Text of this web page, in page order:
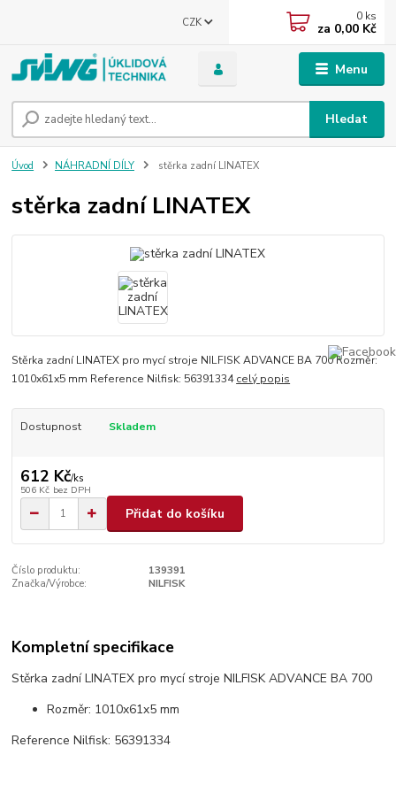
Menu
CZK
Hledat
0 ks
za 0,00 Kč
Úvod NÁHRADNÍ DÍLY stěrka zadní LINATEX
stěrka zadní LINATEX
Stěrka zadní LINATEX pro mycí stroje NILFISK ADVANCE BA 700 Rozměr:
1010x61x5 mm Reference Nilfisk: 56391334celý popis
Dostupnost Skladem
612 Kč/ks
506 Kč bez DPH
Přidat do košíku
Číslo produktu:
139391
Značka/Výrobce:
NILFISK
Kompletní specifikace
Stěrka zadní LINATEX pro mycí stroje NILFISK ADVANCE BA 700
Rozměr: 1010x61x5 mm
Reference Nilfisk: 56391334